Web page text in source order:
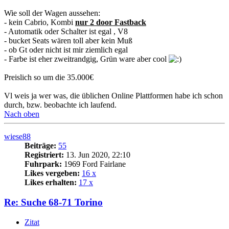
Wie soll der Wagen aussehen:
- kein Cabrio, Kombi nur 2 door Fastback
- Automatik oder Schalter ist egal , V8
- bucket Seats wären toll aber kein Muß
- ob Gt oder nicht ist mir ziemlich egal
- Farbe ist eher zweitrandgig, Grün ware aber cool
Preislich so um die 35.000€
Vl weis ja wer was, die üblichen Online Plattformen habe ich schon
durch, bzw. beobachte ich laufend.
Nach oben
wiese88
Beiträge: 55
Registriert: 13. Jun 2020, 22:10
Fuhrpark: 1969 Ford Fairlane
Likes vergeben: 16 x
Likes erhalten: 17 x
Re: Suche 68-71 Torino
Zitat